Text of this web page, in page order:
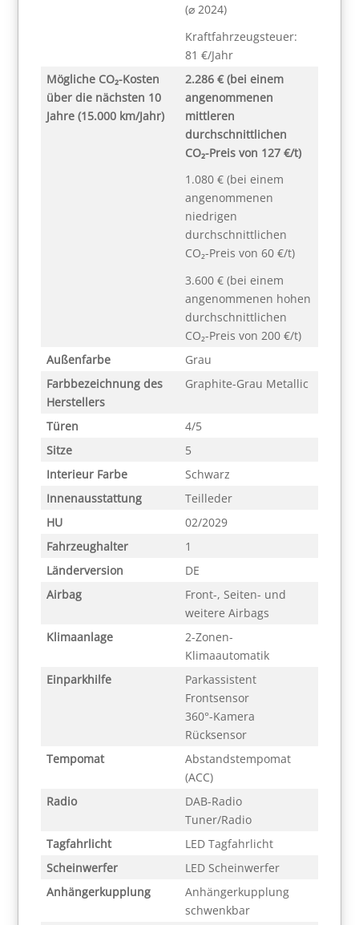
(⌀ 2024)
Kraftfahrzeugsteuer:
81 €/Jahr
Mögliche CO₂-Kosten
über die nächsten 10
Jahre (15.000 km/Jahr)
2.286 € (bei einem
angenommenen
mittleren
durchschnittlichen
CO₂-Preis von 127 €/t)
1.080 € (bei einem
angenommenen
niedrigen
durchschnittlichen
CO₂-Preis von 60 €/t)
3.600 € (bei einem
angenommenen hohen
durchschnittlichen
CO₂-Preis von 200 €/t)
Außenfarbe
Grau
Farbbezeichnung des
Herstellers
Graphite-Grau Metallic
Türen
4/5
Sitze
5
Interieur Farbe
Schwarz
Innenausstattung
Teilleder
HU
02/2029
Fahrzeughalter
1
Länderversion
DE
Airbag
Front-, Seiten- und
weitere Airbags
Klimaanlage
2-Zonen-
Klimaautomatik
Einparkhilfe
Parkassistent
Frontsensor
360°-Kamera
Rücksensor
Tempomat
Abstandstempomat
(ACC)
Radio
DAB-Radio
Tuner/Radio
Tagfahrlicht
LED Tagfahrlicht
Scheinwerfer
LED Scheinwerfer
Anhängerkupplung
Anhängerkupplung
schwenkbar